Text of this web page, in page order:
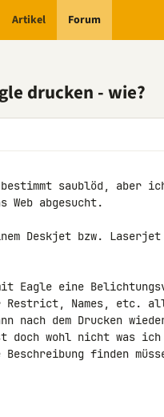
Artikel Forum
drucken - wie?
saublöd, aber
Web abgesucht.
Deskjet bzw.
Eagle eine
Restrict, Names, etc.
nach dem Drucken
doch wohl nicht was
finden